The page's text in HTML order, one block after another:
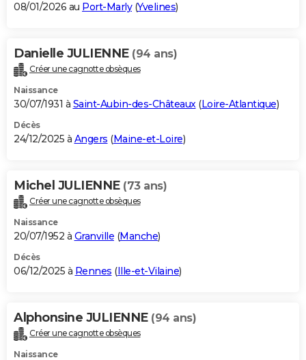
08/01/2026 au Port-Marly(Yvelines)
Danielle JULIENNE (94 ans)
Créer une cagnotte obsèques
Naissance
30/07/1931 à Saint-Aubin-des-Châteaux(Loire-Atlantique)
Décès
24/12/2025 à Angers (Maine-et-Loire)
Michel JULIENNE (73 ans)
Créer une cagnotte obsèques
Naissance
20/07/1952 à Granville (Manche)
Décès
06/12/2025 à Rennes (Ille-et-Vilaine)
Alphonsine JULIENNE (94 ans)
Créer une cagnotte obsèques
Naissance